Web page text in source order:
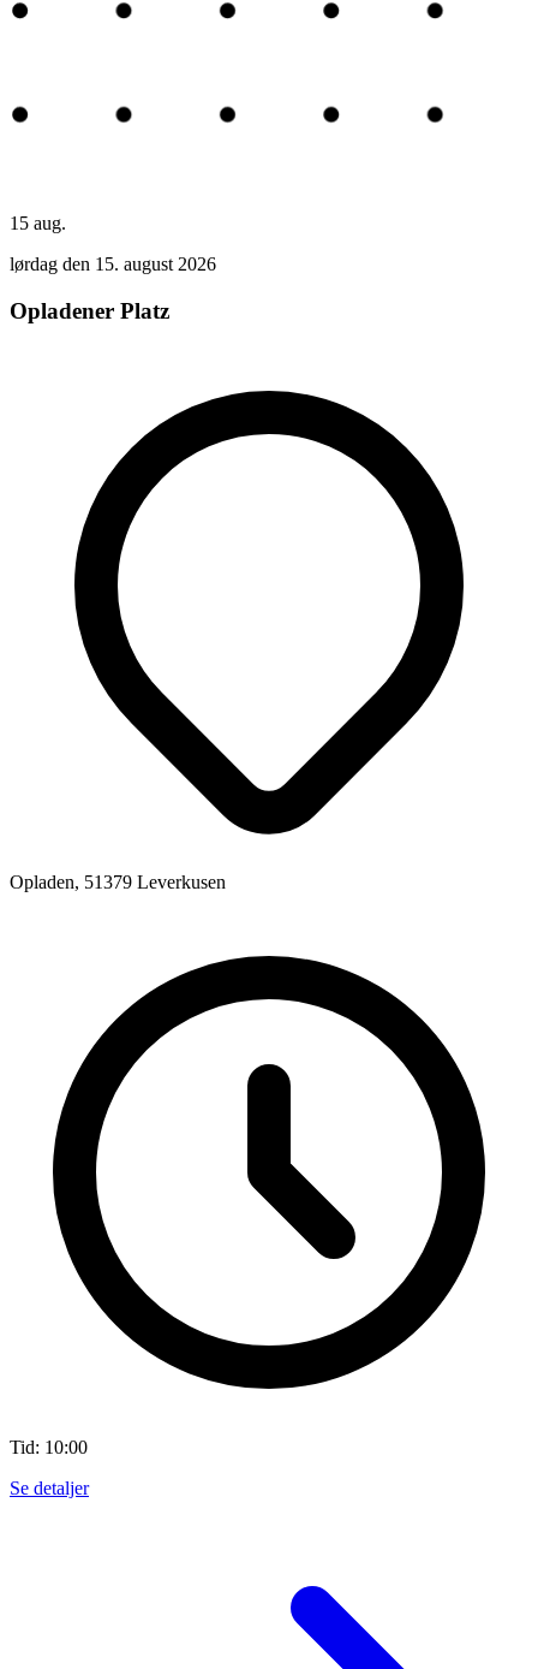
15 aug.
lørdag den 15. august 2026
Opladener Platz
Opladen, 51379 Leverkusen
Tid: 10:00
Se detaljer